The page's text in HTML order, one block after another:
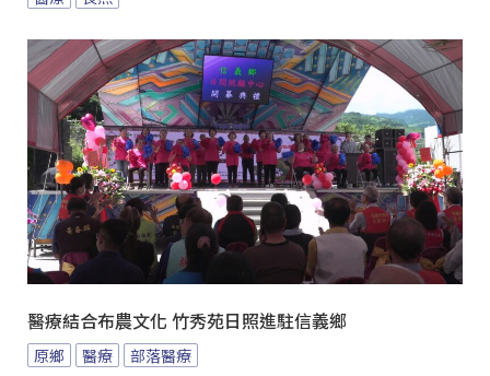
醫療結合布農文化 竹秀苑日照進駐信義鄉
原鄉 醫療 部落醫療